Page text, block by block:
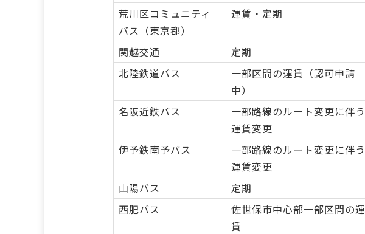
荒川区コミュニティ
バス（東京都）
運賃・定期
関越交通 定期
北陸鉄道バス
一部区間の運賃（認可申請
中）
名阪近鉄バス
一部路線のルート変更に伴う
運賃変更
伊予鉄南予バス
一部路線のルート変更に伴う
運賃変更
山陽バス 定期
西肥バス
佐世保市中心部一部区間の運
賃